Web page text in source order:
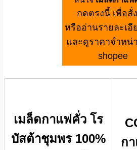
กดตรงนี้ เพื่อสั่
หรืออ่านรายละเอี
และดูราคาจำหน่
shopee
เมล็ดกาแฟคั่ว โร
บัสต้าชุมพร 100%
ก